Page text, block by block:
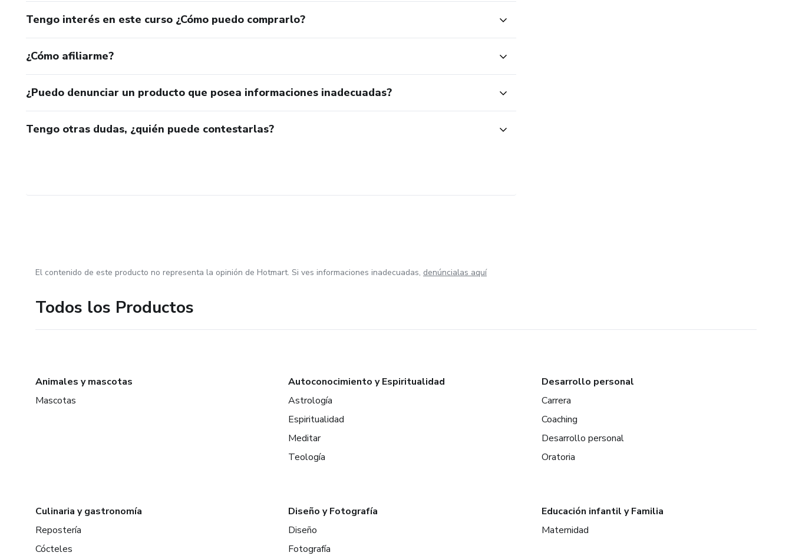
Tengo interés en este curso ¿Cómo puedo comprarlo?
¿Cómo afiliarme?
¿Puedo denunciar un producto que posea informaciones inadecuadas?
Tengo otras dudas, ¿quién puede contestarlas?
El contenido de este producto no representa la opinión de Hotmart. Si ves informaciones inadecuadas, denúncialas aquí
Todos los Productos
Animales y mascotas
Mascotas
Autoconocimiento y Espiritualidad
Astrología
Espiritualidad
Meditar
Teología
Desarrollo personal
Carrera
Coaching
Desarrollo personal
Oratoria
Culinaria y gastronomía
Repostería
Cócteles
Diseño y Fotografía
Diseño
Fotografía
Educación infantil y Familia
Maternidad